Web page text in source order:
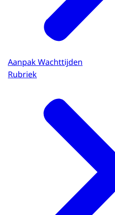
Aanpak Wachttijden
Rubriek